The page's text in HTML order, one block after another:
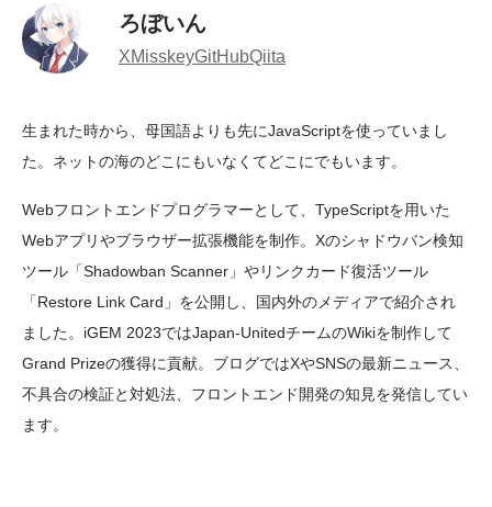
ろぼいん
XMisskeyGitHubQiita
生まれた時から、母国語よりも先にJavaScriptを使っていまし
た。ネットの海のどこにもいなくてどこにでもいます。
Webフロントエンドプログラマーとして、TypeScriptを用いた
Webアプリやブラウザー拡張機能を制作。Xのシャドウバン検知
ツール「Shadowban Scanner」やリンクカード復活ツール
「Restore Link Card」を公開し、国内外のメディアで紹介され
ました。iGEM 2023ではJapan-UnitedチームのWikiを制作して
Grand Prizeの獲得に貢献。ブログではXやSNSの最新ニュース、
不具合の検証と対処法、フロントエンド開発の知見を発信してい
ます。